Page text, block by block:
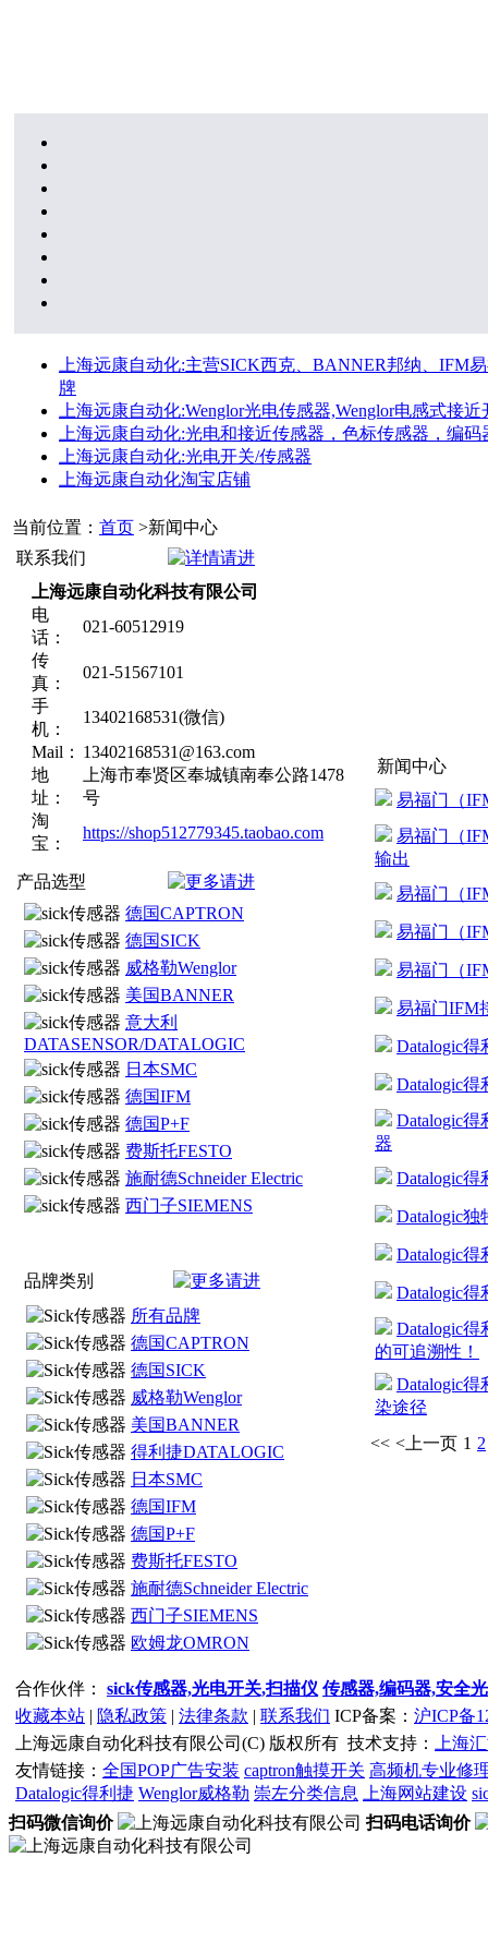
上海远康自动化:主营SICK西克、BANNER邦纳、IFM
牌
上海远康自动化:Wenglor光电传感器,Wenglor电感式接
上海远康自动化:光电和接近传感器，色标传感器，编
上海远康自动化:光电开关/传感器
上海远康自动化淘宝店铺
当前位置： 首页 >新闻中心
联系我们
上海远康自动化科技有限公司
电
话：
021-60512919
传
真：
021-51567101
手
机：
13402168531(微信)
Mail： 13402168531@163.com
地
址：
上海市奉贤区奉城镇南奉公路1478
号
淘
宝：
https://shop512779345.taobao.com
产品选型
德国CAPTRON
德国SICK
威格勒Wenglor
美国BANNER
意大利
DATASENSOR/DATALOGIC
日本SMC
德国IFM
德国P+F
费斯托FESTO
施耐德Schneider Electric
西门子SIEMENS
品牌类别
所有品牌
德国CAPTRON
德国SICK
威格勒Wenglor
美国BANNER
得利捷DATALOGIC
日本SMC
德国IFM
德国P+F
费斯托FESTO
施耐德Schneider Electric
西门子SIEMENS
欧姆龙OMRON
诺冠NORGREN
菲尼克斯PHOENIX
CONTACT
其他品牌
新闻中心
易福门（
易福门（
输出
易福门（
易福门（
易福门（
易福门IFM
Datalogic
Datalogic
Datalogic
器
Datalogic
Datalogic
Datalogic
Datalogic得
Datalogic
的可追溯性！
Datalogic
染途径
<< <上一页 1 2
合作伙伴： sick传感器,光电开关,扫描仪 传感器,编码器,安全
收藏本站 | 隐私政策 | 法律条款 | 联系我们 ICP备案： 沪ICP备
上海远康自动化科技有限公司(C) 版权所有 技术支持：
上海
友情链接： 全国POP广告安装 captron触摸开关 高频机专业修
Datalogic得利捷 Wenglor威格勒 崇左分类信息 上海网站建设
扫码微信询价
扫码电话询价